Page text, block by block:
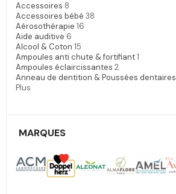
Accessoires 8
Accessoires bébé 38
Aérosothérapie 16
Aide auditive 6
Alcool & Coton 15
Ampoules anti chute & fortifiant1
Ampoules éclaircissantes 2
Anneau de dentition & Poussées dentaires
Plus
MARQUES